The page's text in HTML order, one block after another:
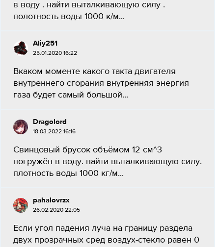
в воду . найти выталкивающую силу .
полотность воды 1000 к/м...
Aliy251
25.01.2020 16:22
Вкаком моменте какого такта двигателя
внутреннего сгорания внутренняя энергия
газа будет самый большой...
Dragolord
18.03.2022 16:16
Свинцовый брусок объёмом 12 см^3
погружён в воду. найти выталкивающую силу.
плотность воды 1000 кг/м...
pahalovrzx
26.02.2020 22:05
Если угол падения луча на границу раздела
двух прозрачных сред воздух-стекло равен 0